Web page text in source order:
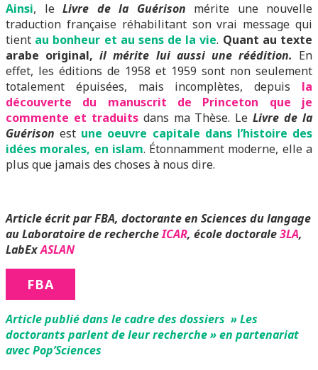
Ainsi, le Livre de la Guérison mérite une nouvelle
traduction française réhabilitant son vrai message qui
tient au bonheur et au sens de la vie. Quant au texte
arabe original,il mérite lui aussi une réédition. En
effet, les éditions de 1958 et 1959 sont non seulement
totalement épuisées, mais incomplètes, depuis la
découverte du manuscrit de Princeton que je
commente et traduitsdans ma Thèse. LeLivre de la
Guérison est une oeuvre capitale dans l’histoire des
idées morales, en islam. Étonnamment moderne, elle a
plus que jamais des choses à nous dire.
Article écrit par FBA, doctorante en Sciences du langage
au Laboratoire de rechercheICAR, école doctorale3LA,
LabExASLAN
FBA
Article publié dans le cadre des dossiers » Les
doctorants parlent de leur recherche » en partenariat
avec Pop’Sciences